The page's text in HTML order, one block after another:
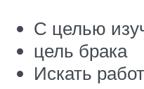
С целью
цель брака
Искать